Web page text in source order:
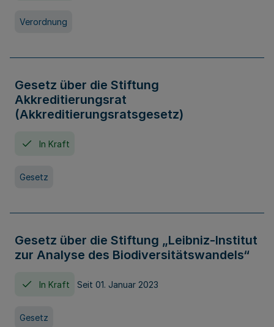
Verordnung
Gesetz über die Stiftung
Akkreditierungsrat
(Akkreditierungsratsgesetz)
In Kraft
Gesetz
Gesetz über die Stiftung „Leibniz-Institut
zur Analyse des Biodiversitätswandels“
In Kraft Seit 01. Januar 2023
Gesetz